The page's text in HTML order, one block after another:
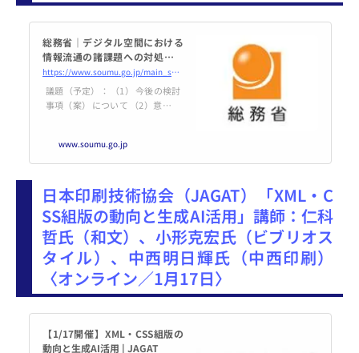
総務省｜デジタル空間における
情報流通の諸課題への対処に関
する検討会｜デジタル空間にお
ける情報流通の諸課題への対処
に関する検討会（第3回）開催案
内
https://www.soumu.go.jp/main_sosiki/kenkyu/digital_shokadai/02ryutsu02_04000516.html
議題（予定）： （1） 今後の検討
事項（案） について （2）意見交
www.soumu.go.jp
日本印刷技術協会（JAGAT）「XML・C
SS組版の動向と生成AI活用」講師：仁科
哲氏（和文）、小形克宏氏（ビブリオス
タイル）、中西明日輝氏（中西印刷）
〈オンライン／1月17日〉
【1/17開催】XML・CSS組版の
動向と生成AI活用 | JAGAT